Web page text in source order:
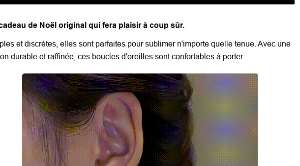
de Noël original qui fera plaisir à coup sûr.
et discrètes, elles sont parfaites pour sublimer n'importe quelle tenue. Avec une
durable et raffinée, ces boucles d'oreilles sont confortables à porter.